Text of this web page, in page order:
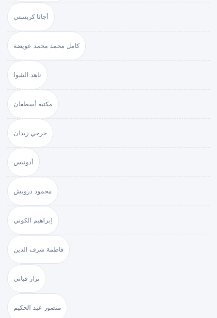
أجاثا كريستي
كامل محمد محمد عويضة
ناهد الشوا
مكتبة أسطفان
جرجي زيدان
أدونيس
محمود درويش
إبراهيم الكوني
فاطمة شرف الدين
نزار قباني
منصور عبد الحكيم